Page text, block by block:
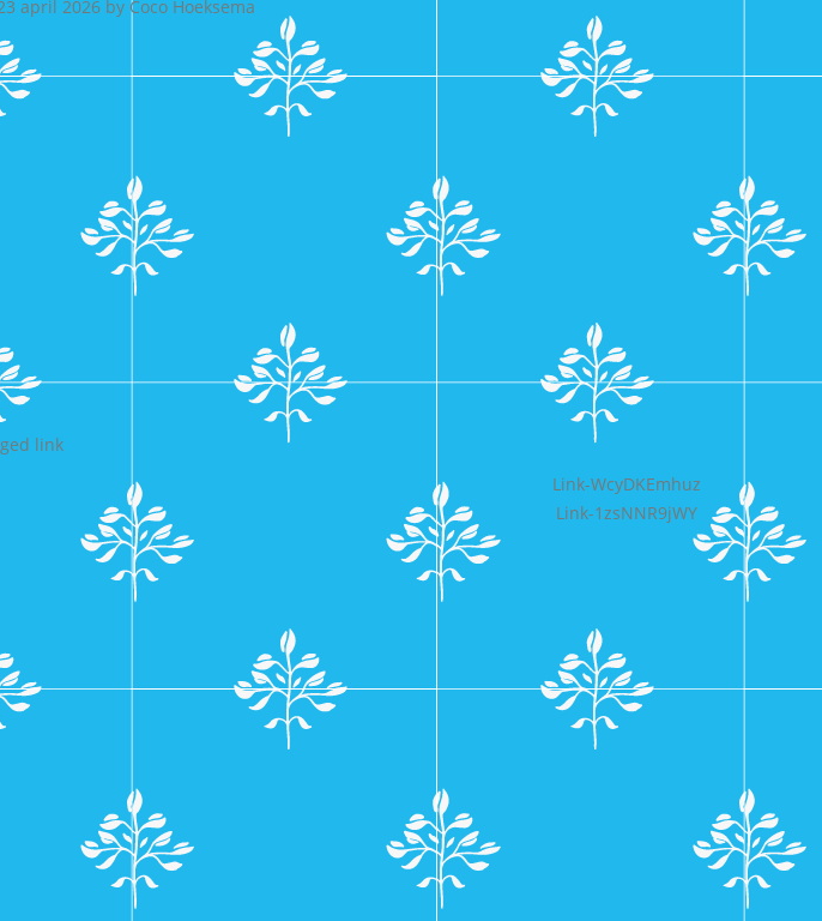
april 2026by Coco Hoeksema
link
Bericht
navigatie
Link-WcyDKEmhuz
Link-1zsNNR9jWY